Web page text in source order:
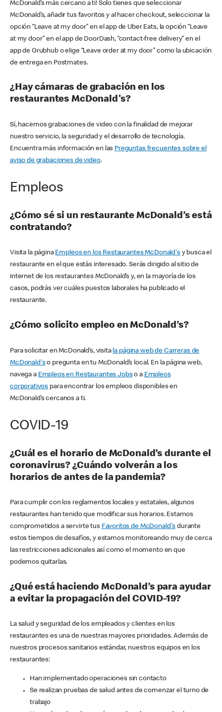
McDonald’s más cercano a ti! Solo tienes que seleccionar
McDonald’s, añadir tus favoritos y al hacer checkout, seleccionar la
opción “Leave at my door” en el app de Uber Eats, la opción “Leave
at my door” en el app de DoorDash, “contact-free delivery” en el
app de Grubhub o elige “Leave order at my door” como la ubicación
de entrega en Postmates.
¿Hay cámaras de grabación en los
restaurantes McDonald's?
Sí, hacemos grabaciones de video con la finalidad de mejorar
nuestro servicio, la seguridad y el desarrollo de tecnología.
Encuentra más información en las Preguntas frecuentes sobre el
aviso de grabaciones de video.
Empleos
¿Cómo sé si un restaurante McDonald’s está
contratando?
Visita la página Empleos en los Restaurantes McDonald'sy busca el
restaurante en el que estás interesado. Serás dirigido al sitio de
internet de los restaurantes McDonald’s y, en la mayoría de los
casos, podrás ver cuáles puestos laborales ha publicado el
restaurante.
¿Cómo solicito empleo en McDonald’s?
Para solicitar en McDonald’s, visita la página web de Carreras de
McDonald'so pregunta en tu McDonald’s local. En la página web,
navega a Empleos en Restaurantes Jobso a Empleos
corporativos para encontrar los empleos disponibles en
McDonald’s cercanos a ti.
COVID-19
¿Cuál es el horario de McDonald’s durante el
coronavirus? ¿Cuándo volverán a los
horarios de antes de la pandemia?
Para cumplir con los reglamentos locales y estatales, algunos
restaurantes han tenido que modificar sus horarios. Estamos
comprometidos a servirte tus Favoritos de McDonald's durante
estos tiempos de desafíos, y estamos monitoreando muy de cerca
las restricciones adicionales así como el momento en que
podemos quitarlas.
¿Qué está haciendo McDonald’s para ayudar
a evitar la propagación del COVID-19?
La salud y seguridad de los empleados y clientes en los
restaurantes es una de nuestras mayores prioridades. Además de
nuestros procesos sanitarios estándar, nuestros equipos en los
restaurantes:
Han implementado operaciones sin contacto
Se realizan pruebas de salud antes de comenzar el turno de
trabajo